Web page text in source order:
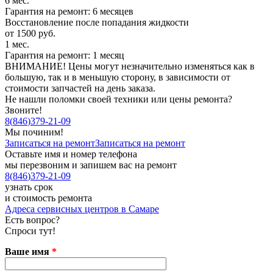
Гарантия на ремонт: 6 месяцев
Восстановление после попадания жидкости
от 1500 руб.
1 мес.
Гарантия на ремонт: 1 месяц
ВНИМАНИЕ! Цены могут незначительно изменяться как в
большую, так и в меньшую сторону, в зависимости от
стоимости запчастей на день заказа.
Не нашли поломки своей техники или цены ремонта?
Звоните!
8(846)379-21-09
Мы починим!
Записаться на ремонтЗаписаться на ремонт
Оставьте имя и номер телефона
мы перезвоним и запишем вас на ремонт
8(846)379-21-09
узнать срок
и стоимость ремонта
Адреса сервисных центров в Самаре
Есть вопрос?
Спроси тут!
Ваше имя *